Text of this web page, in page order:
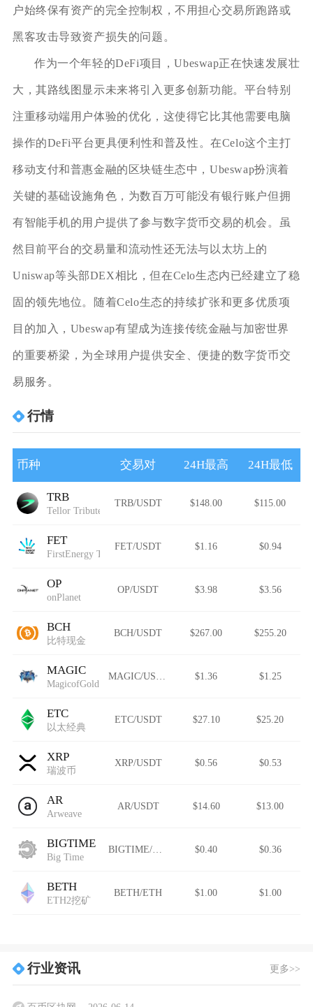
户始终保有资产的完全控制权，不用担心交易所跑路或
黑客攻击导致资产损失的问题。
作为一个年轻的DeFi项目，Ubeswap正在快速发展壮
大，其路线图显示未来将引入更多创新功能。平台特别
注重移动端用户体验的优化，这使得它比其他需要电脑
操作的DeFi平台更具便利性和普及性。在Celo这个主打
移动支付和普惠金融的区块链生态中，Ubeswap扮演着
关键的基础设施角色，为数百万可能没有银行账户但拥
有智能手机的用户提供了参与数字货币交易的机会。虽
然目前平台的交易量和流动性还无法与以太坊上的
Uniswap等头部DEX相比，但在Celo生态内已经建立了稳
固的领先地位。随着Celo生态的持续扩张和更多优质项
目的加入，Ubeswap有望成为连接传统金融与加密世界
的重要桥梁，为全球用户提供安全、便捷的数字货币交
易服务。
行情
币种 交易对 24H最高 24H最低
TRB
Tellor Tributes
TRB/USDT $148.00 $115.00
FET
FirstEnergy Token
FET/USDT $1.16 $0.94
OP
onPlanet
OP/USDT $3.98 $3.56
BCH
比特现金
BCH/USDT $267.00 $255.20
MAGIC
MagicofGold
$1.36 $1.25
ETC
以太经典
ETC/USDT $27.10 $25.20
XRP
瑞波币
XRP/USDT $0.56 $0.53
AR
Arweave
AR/USDT $14.60 $13.00
BIGTIME
Big Time
BIGTIME/USDT $0.40 $0.36
BETH
ETH2挖矿
BETH/ETH $1.00 $1.00
行业资讯 更多>>